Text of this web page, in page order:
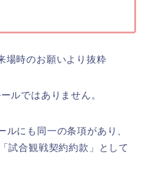
場時のお願いより抜粋
ルではありません。
ルにも同一の条項があり、
試合観戦契約約款」として